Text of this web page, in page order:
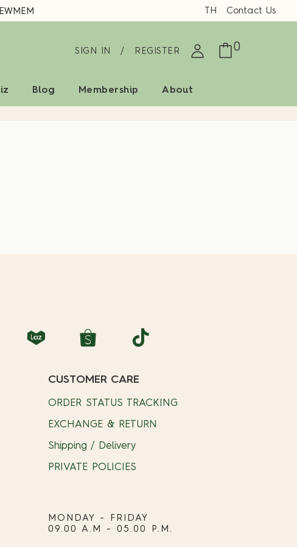
TH Contact Us
SIGN IN / REGISTER 0
Blog Membership About
CUSTOMER CARE
ORDER STATUS TRACKING
EXCHANGE & RETURN
Shipping / Delivery
PRIVATE POLICIES
MONDAY - FRIDAY
09.00 A.M - 05.00 P.M.